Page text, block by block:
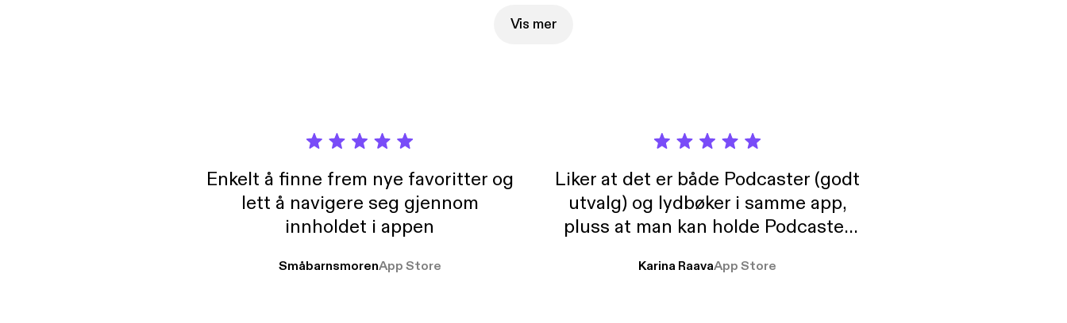
encontrar el capítulo en Youtube en nuestro canal @chacharaliteraria. También nos pueden
Vis mer
Enkelt å finne frem nye favoritter og
lett å navigere seg gjennom
innholdet i appen
SmåbarnsmorenApp Store
Liker at det er både Podcaster (godt
utvalg) og lydbøker i samme app,
pluss at man kan holde Podcaster
Karina RaavaApp Store